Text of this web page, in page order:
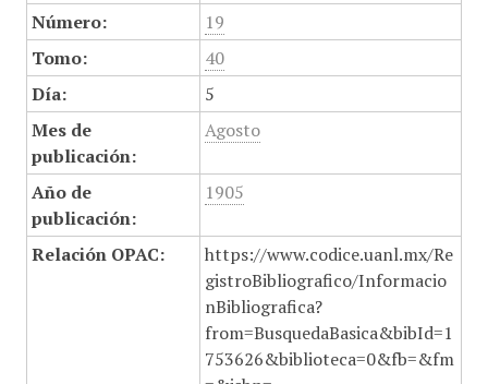
Número:
19
Tomo:
40
Día:
5
Mes de
publicación:
Agosto
Año de
publicación:
1905
Relación OPAC:
https://www.codice.uanl.mx/Re
gistroBibliografico/Informacio
nBibliografica?
from=BusquedaBasica&bibId=1
753626&biblioteca=0&fb=&fm